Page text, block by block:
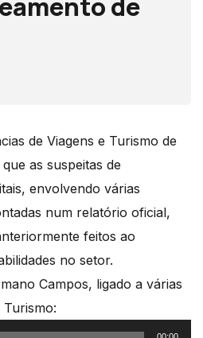
de Viagens e Turismo de
as suspeitas de
envolvendo várias
num relatório oficial,
feitos ao
no setor.
Campos, ligado a várias